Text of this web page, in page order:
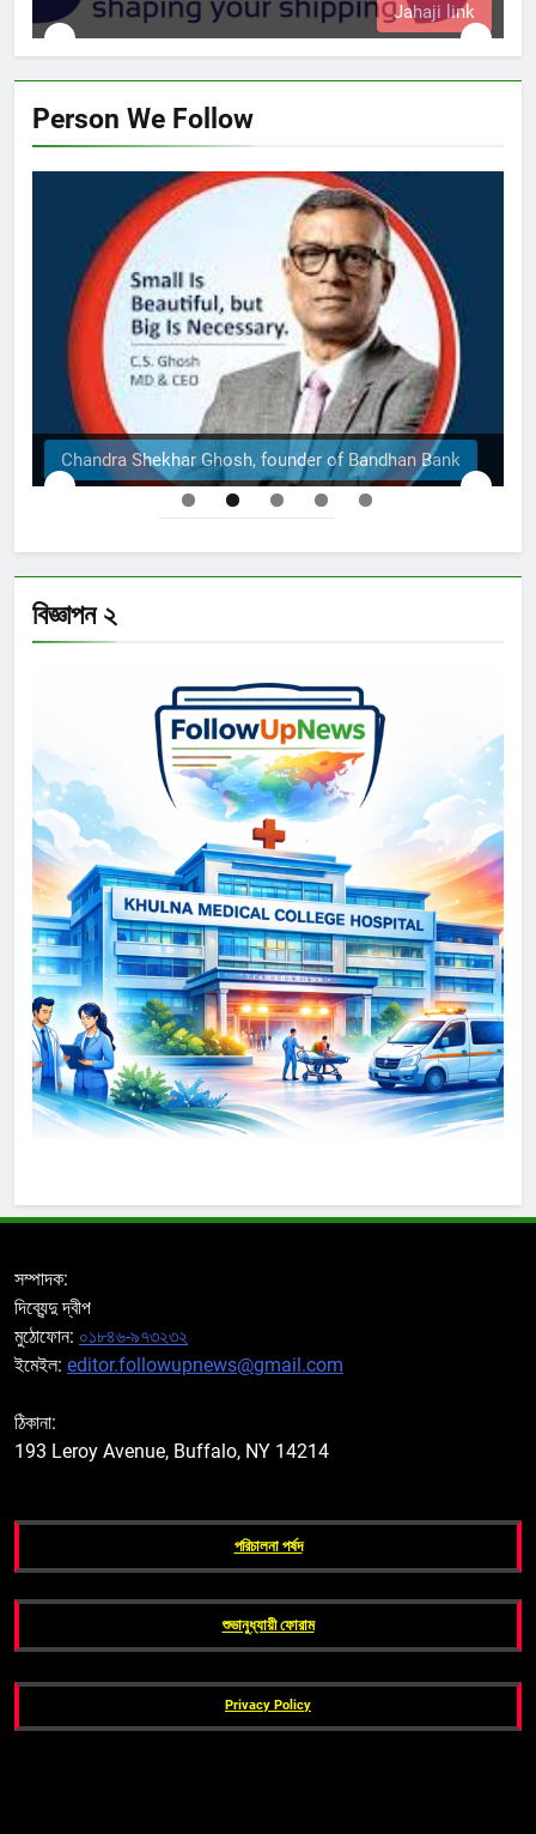
Jahaji link
Person We Follow
Ghosh, founder of Bandhan Bank The Structural
বিজ্ঞাপন ২
সম্পাদক:
দিব্যেন্দু দ্বীপ
মুঠোফোন: ০১৮৪৬-৯৭৩২৩২
ইমেইল: editor.followupnews@gmail.com
ঠিকানা:
193 Leroy Avenue, Buffalo, NY 14214
পরিচালনা পর্ষদ
শুভানুধ্যায়ী ফোরাম
Privacy Policy